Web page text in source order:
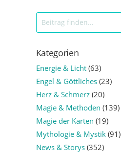
Kategorien
Energie & Licht(63)
Engel & Göttliches(23)
Herz & Schmerz(20)
Magie & Methoden (139)
Magie der Karten (19)
Mythologie & Mystik(91)
News & Storys(352)